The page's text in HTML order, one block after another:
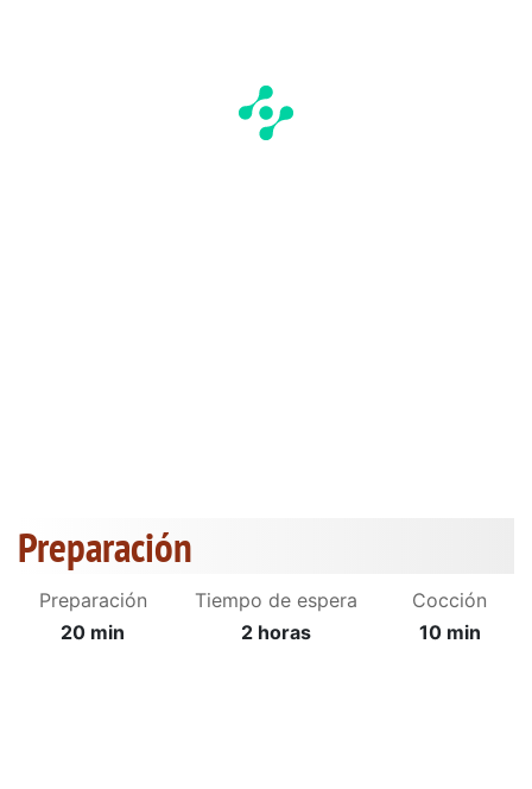
Preparación
Preparación
20 min
Tiempo de espera
2 horas
Cocción
10 min